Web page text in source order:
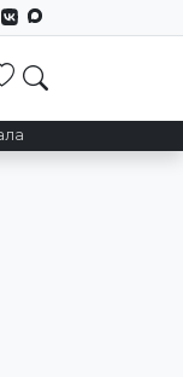
Избранное